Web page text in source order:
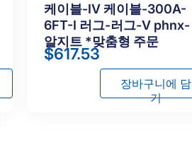
케이블-IV 케이블-300A-
6FT-I 러그-러그-V phnx-
알지트 *맞춤형 주문
$617.53
장바구니에 담
기